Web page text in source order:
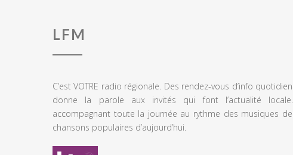
LFM
C’est VOTRE radio régionale. Des rendez-vous d’info
donne la parole aux invités qui font l’actualité
accompagnant toute la journée au rythme des musiques
chansons populaires d’aujourd’hui.